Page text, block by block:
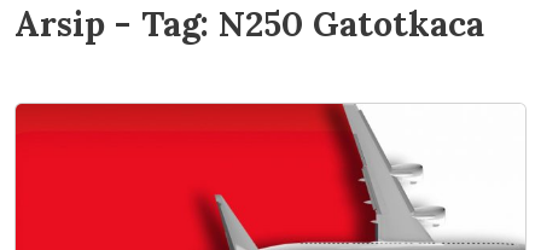
Arsip - Tag: N250 Gatotkaca